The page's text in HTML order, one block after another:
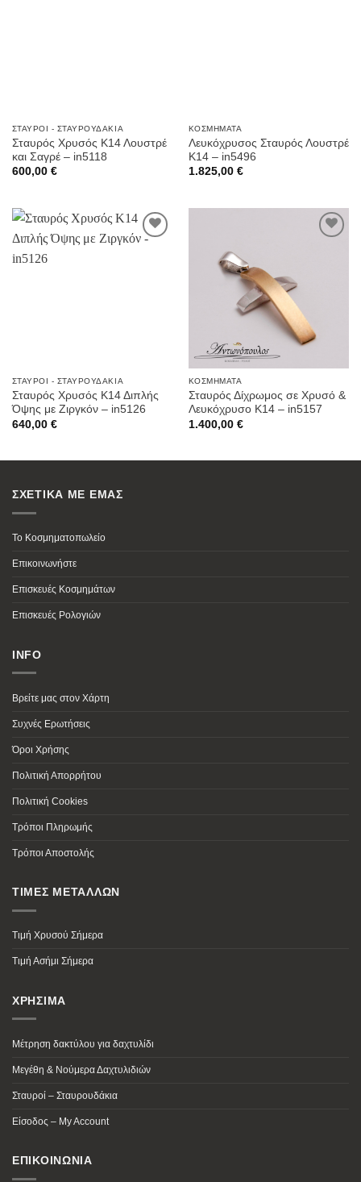
ΣΤΑΥΡΟΊ - ΣΤΑΥΡΟΥΔΆΚΙΑ
Σταυρός Χρυσός Κ14 Λουστρέ
και Σαγρέ – in5118
600,00 €
ΚΟΣΜΉΜΑΤΑ
Λευκόχρυσος Σταυρός Λουστρέ
Κ14 – in5496
1.825,00 €
Προσθήκη
ΣΤΑΥΡΟΊ - ΣΤΑΥΡΟΥΔΆΚΙΑ
Σταυρός Χρυσός Κ14 Διπλής
Όψης με Ζιργκόν – in5126
640,00 €
ΚΟΣΜΉΜΑΤΑ
Σταυρός Δίχρωμος σε Χρυσό &
Λευκόχρυσο Κ14 – in5157
1.400,00 €
ΣΧΕΤΙΚΑ ΜΕ ΕΜΑΣ
Το Κοσμηματοπωλείο
Επικοινωνήστε
Επισκευές Κοσμημάτων
Επισκευές Ρολογιών
INFO
Βρείτε μας στον Χάρτη
Συχνές Ερωτήσεις
Όροι Χρήσης
Πολιτική Απορρήτου
Πολιτική Cookies
Τρόποι Πληρωμής
Τρόποι Αποστολής
ΤΙΜΕΣ ΜΕΤΑΛΛΩΝ
Τιμή Χρυσού Σήμερα
Τιμή Ασήμι Σήμερα
ΧΡΗΣΙΜΑ
Μέτρηση δακτύλου για δαχτυλίδι
Μεγέθη & Νούμερα Δαχτυλιδιών
Σταυροί – Σταυρουδάκια
Είσοδος – My Account
ΕΠΙΚΟΙΝΩΝΙΑ